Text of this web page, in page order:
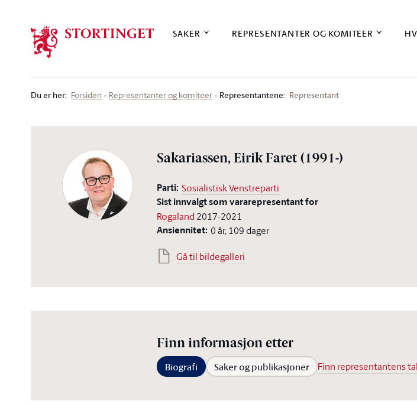
SAKER REPRESENTANTER OG KOMITEER
Du er her: Forsiden Representanter og komiteer Representantene: Representant
Sakariassen, Eirik Faret (1991-)
Parti: Sosialistisk Venstreparti
Sist innvalgt som vararepresentant for
Rogaland 2017-2021
Ansiennitet: 0 år, 109 dager
Gå til bildegalleri
Finn informasjon etter
Biografi Saker og publikasjoner Finn representantens